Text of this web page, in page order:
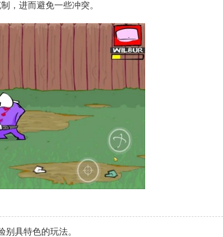
，进而避免一些冲突。
具特色的玩法。